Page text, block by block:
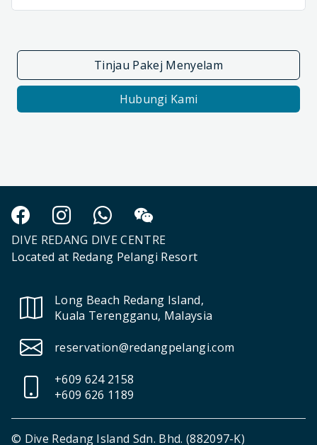
Tinjau Pakej Menyelam
Hubungi Kami
DIVE REDANG DIVE CENTRE
Located at Redang Pelangi Resort
Long Beach Redang Island,
Kuala Terengganu, Malaysia
reservation@redangpelangi.com
+609 624 2158
+609 626 1189
© Dive Redang Island Sdn. Bhd. (882097-K)